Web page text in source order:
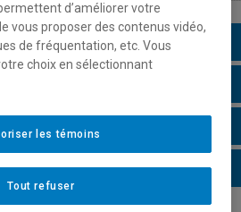
d’améliorer votre
vous proposer des contenus vidéo,
de fréquentation, etc. Vous
choix en sélectionnant
Tout refuser
les témoins